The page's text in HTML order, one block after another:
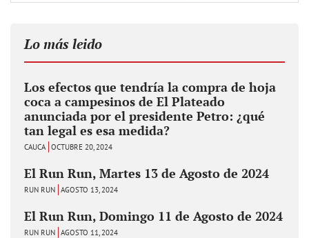
Lo más leido
Los efectos que tendría la compra de hoja
coca a campesinos de El Plateado
anunciada por el presidente Petro: ¿qué
tan legal es esa medida?
CAUCA OCTUBRE 20, 2024
El Run Run, Martes 13 de Agosto de 2024
RUN RUN AGOSTO 13, 2024
El Run Run, Domingo 11 de Agosto de 2024
RUN RUN AGOSTO 11, 2024